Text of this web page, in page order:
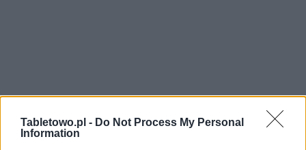
Tabletowo.pl - Do Not Process My Personal
Information